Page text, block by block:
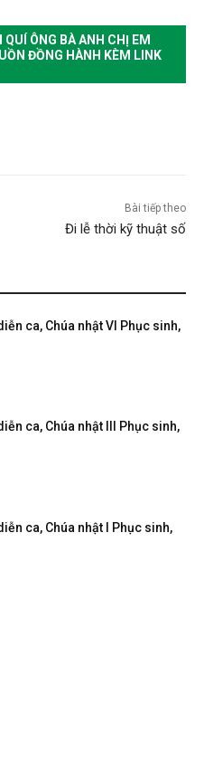
ÔNG BÀ ANH CHỊ EM
ĐỒNG HÀNH KÈM LINK
Bài tiếp theo
Đi lễ thời kỹ thuật số
ca, Chúa nhật VI Phục sinh,
ca, Chúa nhật III Phục sinh,
ca, Chúa nhật I Phục sinh,